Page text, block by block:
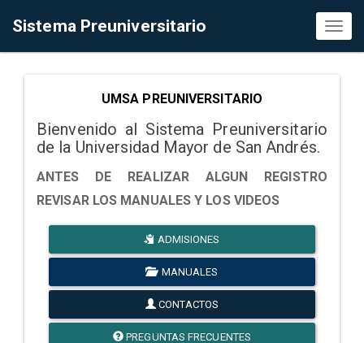
Sistema Preuniversitario
UMSA PREUNIVERSITARIO
Bienvenido al Sistema Preuniversitario
de la Universidad Mayor de San Andrés.
ANTES DE REALIZAR ALGUN REGISTRO
REVISAR LOS MANUALES Y LOS VIDEOS
ADMISIONES
MANUALES
CONTACTOS
PREGUNTAS FRECUENTES